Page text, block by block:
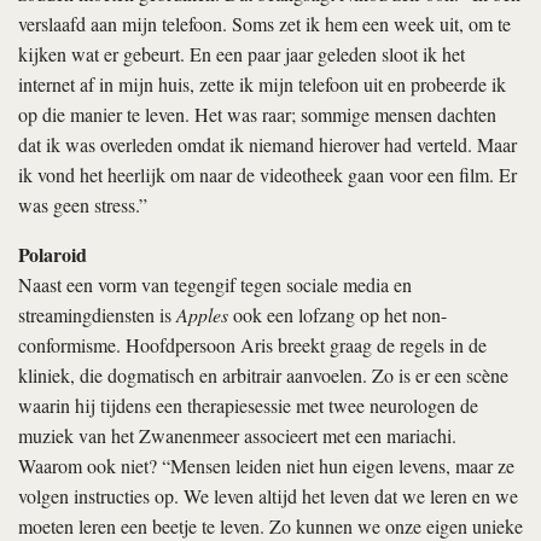
verslaafd aan mijn telefoon. Soms zet ik hem een week uit, om te
kijken wat er gebeurt. En een paar jaar geleden sloot ik het
internet af in mijn huis, zette ik mijn telefoon uit en probeerde ik
op die manier te leven. Het was raar; sommige mensen dachten
dat ik was overleden omdat ik niemand hierover had verteld. Maar
ik vond het heerlijk om naar de videotheek gaan voor een film. Er
was geen stress.”
Polaroid
Naast een vorm van tegengif tegen sociale media en
streamingdiensten isApplesook een lofzang op het non-
conformisme. Hoofdpersoon Aris breekt graag de regels in de
kliniek, die dogmatisch en arbitrair aanvoelen. Zo is er een scène
waarin hij tijdens een therapiesessie met twee neurologen de
muziek van het Zwanenmeer associeert met een mariachi.
Waarom ook niet? “Mensen leiden niet hun eigen levens, maar ze
volgen instructies op. We leven altijd het leven dat we leren en we
moeten leren een beetje te leven. Zo kunnen we onze eigen unieke